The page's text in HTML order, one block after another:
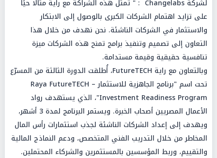
لشركة Changelabs : " تمثل هذه الشراكة مع راية مثالًا حيًا
على تزايد اهتمام الشركات الكبرى بالوصول إلى الابتكار
والاستثمار في الشركات الناشئة. نحن نهدف من خلال هذا
التعاون إلى تصميم وتنفيذ برامج تمنح هذه الشركات ميزة
تنافسية حقيقية وقيمة مستدامة.
وبالتعاون مع راية FutureTECH، أُطلقت الدورة الثالثة من المسرّع
تحت اسم "برنامج الجاهزية للاستثمار – Raya FutureTECH
Investment Readiness Program"، الذي يستهدف رواد
الأعمال المصريين أصحاب الخبرة. ويستمر البرنامج لمدة 3 أشهر،
ويهدف إلى إعداد الشركات الناشئة لجذب استثمارات رأس المال
المخاطر من خلال التدريب الفني المتخصص، ودعم النماذج المالية
والتقييم، وربط المؤسسين بالمستثمرين والشركاء المحتملين.